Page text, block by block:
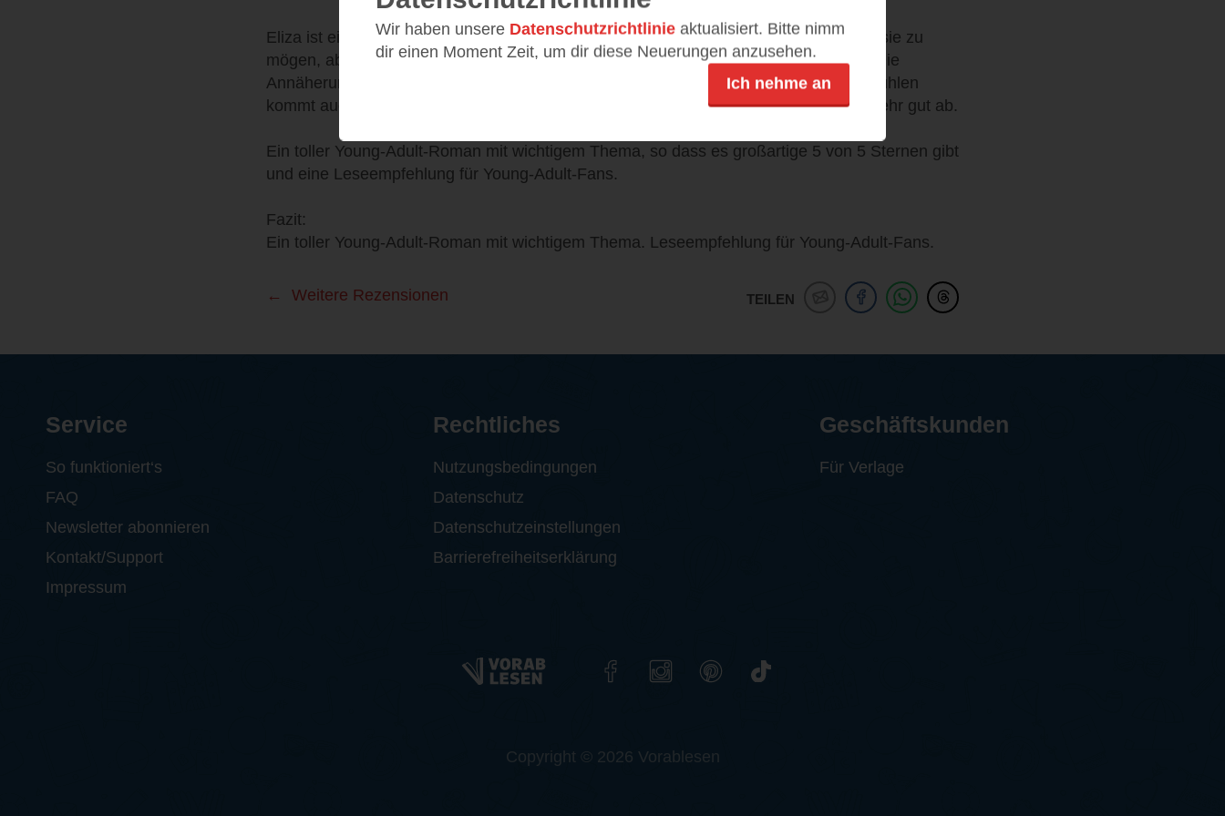
Eliza ist ein Charakter mit Ecken und Kanten, der es einem nicht immer leicht macht sie zu
mögen, aber dadurch eben auch realistisch dargestellt und beschrieben worden ist. Die
Annäherung zwischen ihr und Len erfolgt authentisch und gefühlvoll. Neben den Gefühlen
kommt auch der Humor nicht zu kurz. Die Nebencharaktere runden die Geschichte sehr gut ab.
Ein toller Young-Adult-Roman mit wichtigem Thema, so dass es großartige 5 von 5 Sternen gibt
und eine Leseempfehlung für Young-Adult-Fans.
Fazit:
Ein toller Young-Adult-Roman mit wichtigem Thema. Leseempfehlung für Young-Adult-Fans.
TEILEN
Weitere Rezensionen
Wir haben unsere Datenschutzrichtlinie aktualisiert. Bitte nimm
dir einen Moment Zeit, um dir diese Neuerungen anzusehen.
Ich nehme an
Service
So funktioniert‘s
FAQ
Newsletter abonnieren
Kontakt/Support
Impressum
Rechtliches
Nutzungsbedingungen
Datenschutz
Datenschutzeinstellungen
Barrierefreiheitserklärung
Geschäftskunden
Für Verlage
Copyright © 2026 Vorablesen